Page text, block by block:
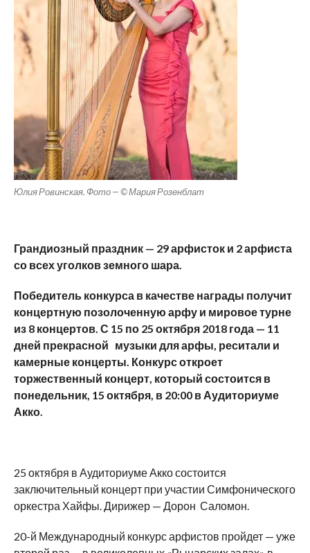
Юлия Ровинская. Фото — © Мария Розенблат
Грандиозный праздник — 29 арфисток и 2 арфиста
со всех уголков земного шара.
Победитель конкурса в качестве награды получит
концертную позолоченную арфу и мировое турне
из 8 концертов. С 15 по 25 октября 2018 года — 11
дней прекрасной музыки для арфы, реситали и
камерные концерты. Конкурс откроет
торжественный концерт, который состоится в
понедельник, 15 октября, в 20:00 в Аудиториуме
Акко.
25 октября в Аудиториуме Акко состоится
заключительный концерт при участии Симфонического
оркестра Хайфы. Дирижер — Дорон Саломон.
20-й Международный конкурс арфистов пройдет — уже